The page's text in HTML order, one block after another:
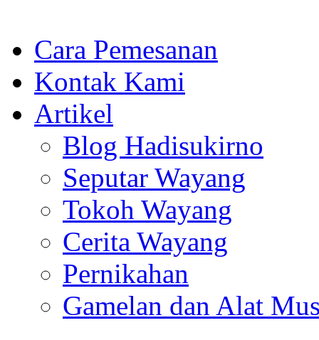
Cara Pemesanan
Kontak Kami
Artikel
Blog Hadisukirno
Seputar Wayang
Tokoh Wayang
Cerita Wayang
Pernikahan
Gamelan dan Alat